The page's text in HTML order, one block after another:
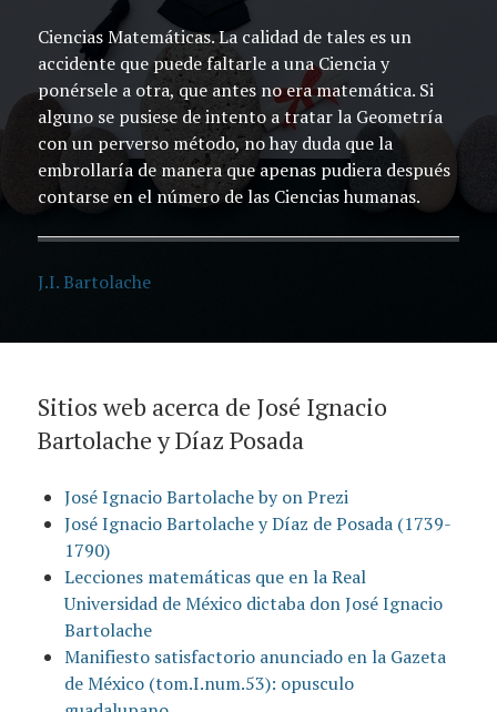
Ciencias Matemáticas. La calidad de tales es un
accidente que puede faltarle a una Ciencia y
ponérsele a otra, que antes no era matemática. Si
alguno se pusiese de intento a tratar la Geometría
con un perverso método, no hay duda que la
embrollaría de manera que apenas pudiera después
contarse en el número de las Ciencias humanas.
J.I. Bartolache
Sitios web acerca de José Ignacio
Bartolache y Díaz Posada
José Ignacio Bartolache by on Prezi
José Ignacio Bartolache y Díaz de Posada (1739-
1790)
Lecciones matemáticas que en la Real
Universidad de México dictaba don José Ignacio
Bartolache
Manifiesto satisfactorio anunciado en la Gazeta
de México (tom.I.num.53): opusculo